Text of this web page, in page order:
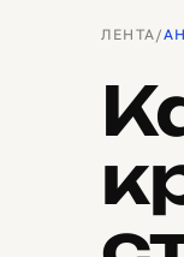
ЛЕНТА/